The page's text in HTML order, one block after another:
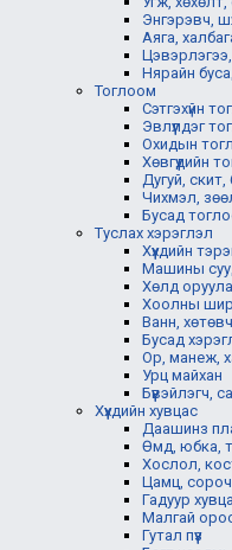
Энгэрэвч,
Аяга,
Нярайн
Тоглоом
Сэтгэхүйн
Эвлүүлдэг
Охидын
Хөвгүүдийн
Дугуй,
Чихмэл,
Бусад
Туслах хэрэглэл
Хүүхдийн
Машины
Хөлд
Хоолны
Ванн,
Бусад
Ор, манеж,
Урц майхан
Бүүвэйлэгч,
Хүүхдийн хувцас
Даашинз
Өмд, юбка,
Хослол,
Цамц,
Гадуур
Малгай
Гутал пүүз